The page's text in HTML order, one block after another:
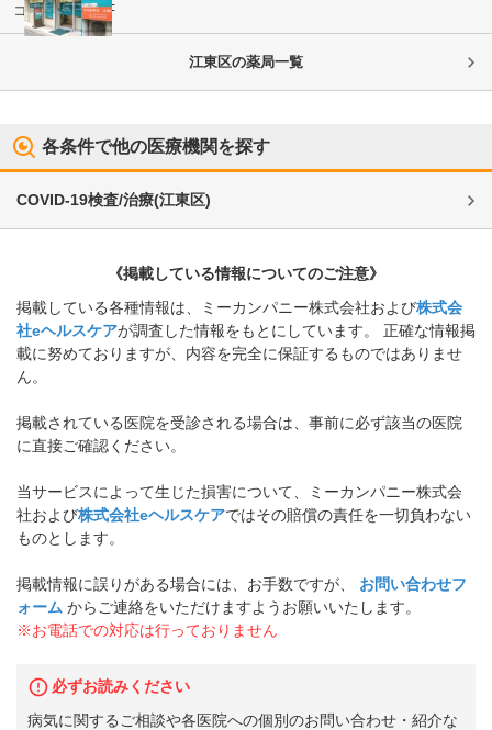
コーポ千代乃1F
江東区の薬局一覧
各条件で他の医療機関を探す
COVID-19検査/治療(江東区)
《掲載している情報についてのご注意》
掲載している各種情報は、ミーカンパニー株式会社および株式会
社eヘルスケアが調査した情報をもとにしています。 正確な情報掲
載に努めておりますが、内容を完全に保証するものではありませ
ん。
掲載されている医院を受診される場合は、事前に必ず該当の医院
に直接ご確認ください。
当サービスによって生じた損害について、ミーカンパニー株式会
社および株式会社eヘルスケアではその賠償の責任を一切負わない
ものとします。
掲載情報に誤りがある場合には、お手数ですが、
お問い合わせフ
ォーム からご連絡をいただけますようお願いいたします。
※お電話での対応は行っておりません
必ずお読みください
病気に関するご相談や各医院への個別のお問い合わせ・紹介な